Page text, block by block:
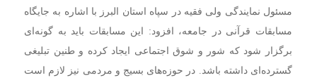
مسئول نمایندگی ولی فقیه در سپاه استان البرز با اشاره به جایگاه
مسابقات قرآنی در جامعه، افزود: این مسابقات باید به گونه‌ای
برگزار شود که شور و شوق اجتماعی ایجاد کرده و طنین تبلیغی
گسترده‌ای داشته باشد. در حوزه‌های بسیج و مردمی نیز لازم است